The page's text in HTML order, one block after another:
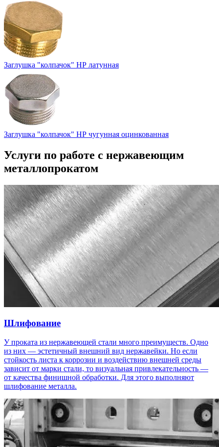
Заглушка "колпачок" НР латунная
Заглушка "колпачок" НР чугунная оцинкованная
Услуги по работе с нержавеющим
металлопрокатом
Шлифование
У проката из нержавеющей стали много преимуществ. Одно
из них — эстетичный внешний вид нержавейки. Но если
стойкость листа к коррозии и воздействию внешней среды
зависит от марки стали, то визуальная привлекательность —
от качества финишной обработки. Для этого выполняют
шлифование металла.